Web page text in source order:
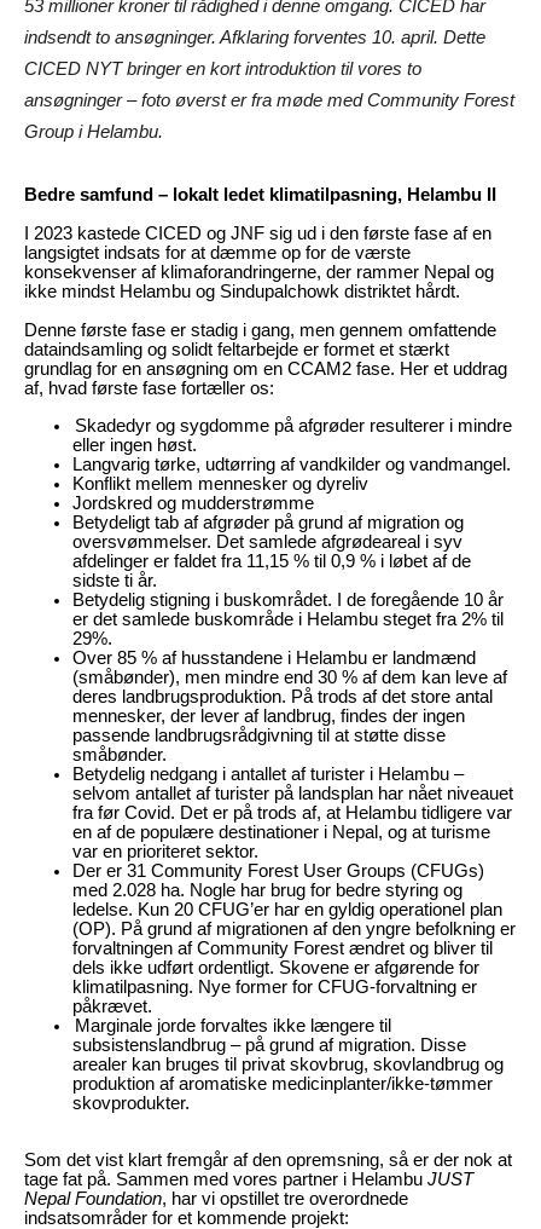
53 millioner kroner til rådighed i denne omgang. CICED har
indsendt to ansøgninger. Afklaring forventes 10. april. Dette
CICED NYT bringer en kort introduktion til vores to
ansøgninger – foto øverst er fra møde med Community Forest
Group i Helambu.
Bedre samfund – lokalt ledet klimatilpasning, Helambu II
I 2023 kastede CICED og JNF sig ud i den første fase af en
langsigtet indsats for at dæmme op for de værste
konsekvenser af klimaforandringerne, der rammer Nepal og
ikke mindst Helambu og Sindupalchowk distriktet hårdt.
Denne første fase er stadig i gang, men gennem omfattende
dataindsamling og solidt feltarbejde er formet et stærkt
grundlag for en ansøgning om en CCAM2 fase. Her et uddrag
af, hvad første fase fortæller os:
Skadedyr og sygdomme på afgrøder resulterer i mindre
eller ingen høst.
Langvarig tørke, udtørring af vandkilder og vandmangel.
Konflikt mellem mennesker og dyreliv
Jordskred og mudderstrømme
Betydeligt tab af afgrøder på grund af migration og
oversvømmelser. Det samlede afgrødeareal i syv
afdelinger er faldet fra 11,15 % til 0,9 % i løbet af de
sidste ti år.
Betydelig stigning i buskområdet. I de foregående 10 år
er det samlede buskområde i Helambu steget fra 2% til
29%.
Over 85 % af husstandene i Helambu er landmænd
(småbønder), men mindre end 30 % af dem kan leve af
deres landbrugsproduktion. På trods af det store antal
mennesker, der lever af landbrug, findes der ingen
passende landbrugsrådgivning til at støtte disse
småbønder.
Betydelig nedgang i antallet af turister i Helambu –
selvom antallet af turister på landsplan har nået niveauet
fra før Covid. Det er på trods af, at Helambu tidligere var
en af de populære destinationer i Nepal, og at turisme
var en prioriteret sektor.
Der er 31 Community Forest User Groups (CFUGs)
med 2.028 ha. Nogle har brug for bedre styring og
ledelse. Kun 20 CFUG’er har en gyldig operationel plan
(OP). På grund af migrationen af den yngre befolkning er
forvaltningen af Community Forest ændret og bliver til
dels ikke udført ordentligt. Skovene er afgørende for
klimatilpasning. Nye former for CFUG-forvaltning er
påkrævet.
Marginale jorde forvaltes ikke længere til
subsistenslandbrug – på grund af migration. Disse
arealer kan bruges til privat skovbrug, skovlandbrug og
produktion af aromatiske medicinplanter/ikke-tømmer
skovprodukter.
Som det vist klart fremgår af den opremsning, så er der nok at
tage fat på. Sammen med vores partner i Helambu JUST
Nepal Foundation, har vi opstillet tre overordnede
indsatsområder for et kommende projekt: